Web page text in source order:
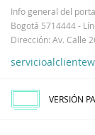
Info general del
Bogotá 5714444 -
Dirección: Av. Calle
VERSIÓN